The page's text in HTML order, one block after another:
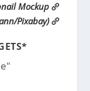
Mockup
Pixabay)